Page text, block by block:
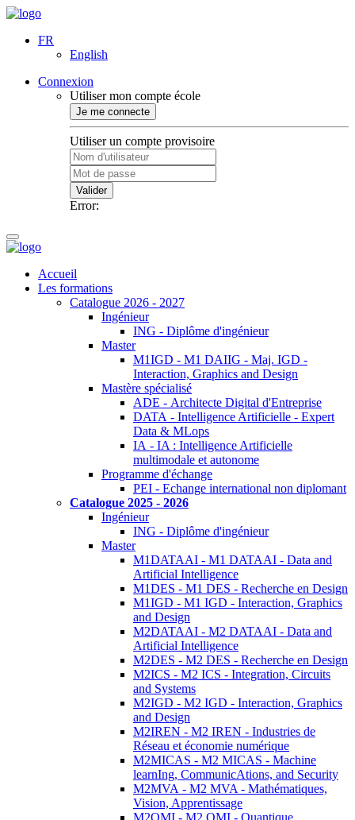
FR
English
Connexion
Utiliser mon compte école
Je me connecte
Utiliser un compte provisoire
Valider
Error:
Accueil
Les formations
Catalogue 2026 - 2027
Ingénieur
ING - Diplôme d'ingénieur
Master
M1IGD - M1 DAIIG - Maj. IGD -
Interaction, Graphics and Design
Mastère spécialisé
ADE - Architecte Digital d'Entreprise
DATA - Intelligence Artificielle - Expert
Data & MLops
IA - IA : Intelligence Artificielle
multimodale et autonome
Programme d'échange
PEI - Echange international non diplomant
Catalogue 2025 - 2026
Ingénieur
ING - Diplôme d'ingénieur
Master
M1DATAAI - M1 DATAAI - Data and
Artificial Intelligence
M1DES - M1 DES - Recherche en Design
M1IGD - M1 IGD - Interaction, Graphics
and Design
M2DATAAI - M2 DATAAI - Data and
Artificial Intelligence
M2DES - M2 DES - Recherche en Design
M2ICS - M2 ICS - Integration, Circuits
and Systems
M2IGD - M2 IGD - Interaction, Graphics
and Design
M2IREN - M2 IREN - Industries de
Réseau et économie numérique
M2MICAS - M2 MICAS - Machine
learnIng, CommunicAtions, and Security
M2MVA - M2 MVA - Mathématiques,
Vision, Apprentissage
M2QMI - M2 QMI - Quantique,